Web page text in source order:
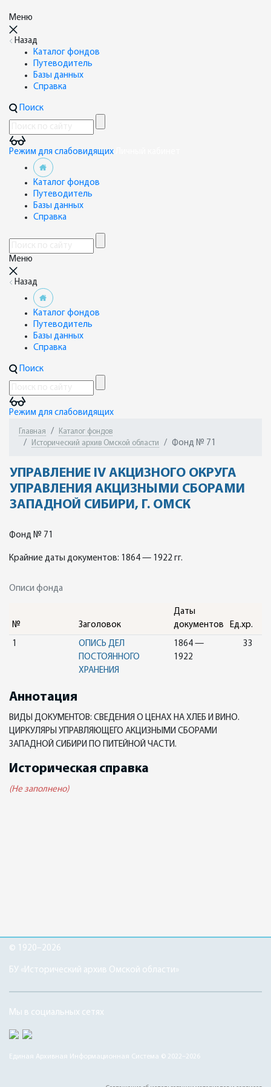
Меню
Назад
Каталог фондов
Путеводитель
Базы данных
Справка
Поиск
Режим для слабовидящих
Каталог фондов
Путеводитель
Базы данных
Справка
Меню
Назад
Каталог фондов
Путеводитель
Базы данных
Справка
Поиск
Режим для слабовидящих
Главная
Каталог фондов
Исторический архив Омской области
Фонд № 71
УПРАВЛЕНИЕ IV АКЦИЗНОГО ОКРУГА
УПРАВЛЕНИЯ АКЦИЗНЫМИ СБОРАМИ
ЗАПАДНОЙ СИБИРИ, Г. ОМСК
Фонд № 71
Крайние даты документов: 1864 — 1922 гг.
Описи фонда
№ Заголовок
Даты
документов
Ед.хр.
1
ОПИСЬ ДЕЛ
ПОСТОЯННОГО
ХРАНЕНИЯ
1864 —
1922
33
Аннотация
ВИДЫ ДОКУМЕНТОВ: СВЕДЕНИЯ О ЦЕНАХ НА ХЛЕБ И ВИНО.
ЦИРКУЛЯРЫ УПРАВЛЯЮЩЕГО АКЦИЗНЫМИ СБОРАМИ
ЗАПАДНОЙ СИБИРИ ПО ПИТЕЙНОЙ ЧАСТИ.
Историческая справка
(Не заполнено)
© 1920–2026
БУ «Исторический архив Омской области»
Мы в социальных сетях
Единая Архивная Информационная Система © 2022–2026